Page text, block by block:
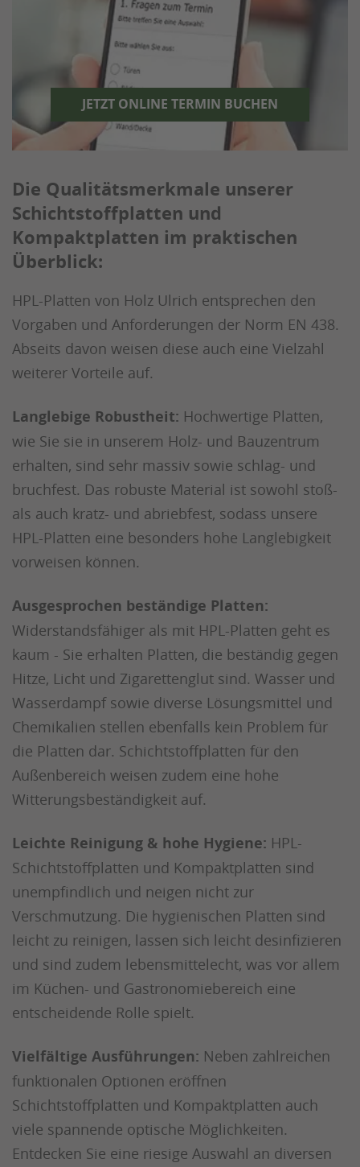
JETZT ONLINE TERMIN BUCHEN
Die Qualitätsmerkmale unserer
Schichtstoffplatten und
Kompaktplatten im praktischen
Überblick:
HPL-Platten von Holz Ulrich entsprechen den
Vorgaben und Anforderungen der Norm EN 438.
Abseits davon weisen diese auch eine Vielzahl
weiterer Vorteile auf.
Langlebige Robustheit: Hochwertige Platten,
wie Sie sie in unserem Holz- und Bauzentrum
erhalten, sind sehr massiv sowie schlag- und
bruchfest. Das robuste Material ist sowohl stoß-
als auch kratz- und abriebfest, sodass unsere
HPL-Platten eine besonders hohe Langlebigkeit
vorweisen können.
Ausgesprochen beständige Platten:
Widerstandsfähiger als mit HPL-Platten geht es
kaum - Sie erhalten Platten, die beständig gegen
Hitze, Licht und Zigarettenglut sind. Wasser und
Wasserdampf sowie diverse Lösungsmittel und
Chemikalien stellen ebenfalls kein Problem für
die Platten dar. Schichtstoffplatten für den
Außenbereich weisen zudem eine hohe
Witterungsbeständigkeit auf.
Leichte Reinigung & hohe Hygiene: HPL-
Schichtstoffplatten und Kompaktplatten sind
unempfindlich und neigen nicht zur
Verschmutzung. Die hygienischen Platten sind
leicht zu reinigen, lassen sich leicht desinfizieren
und sind zudem lebensmittelecht, was vor allem
im Küchen- und Gastronomiebereich eine
entscheidende Rolle spielt.
Vielfältige Ausführungen: Neben zahlreichen
funktionalen Optionen eröffnen
Schichtstoffplatten und Kompaktplatten auch
viele spannende optische Möglichkeiten.
Entdecken Sie eine riesige Auswahl an diversen